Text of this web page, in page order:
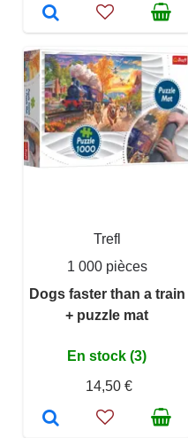
Trefl
1 000 pièces
Dogs faster than a train
+ puzzle mat
En stock (3)
14,50 €